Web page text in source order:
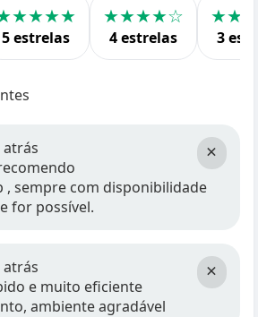
5 estrelas
★★★★☆
4 estrelas 3
×
atrás
sempre com disponibilidade
for possível.
×
atrás
e muito eficiente
ambiente agradável